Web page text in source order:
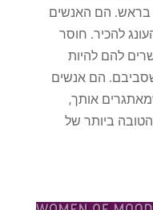
בראש. הם האנשים
להכיר. חוסר
להם להיות
שסביבם. הם אנשים
אותך,
ביותר של